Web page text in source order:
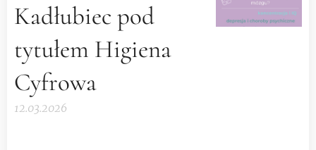
Kadłubiec pod
tytułem Higiena
Cyfrowa
12.03.2026